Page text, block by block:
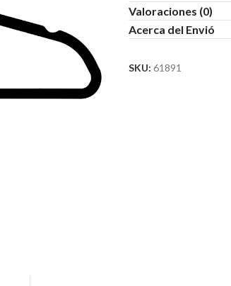
Valoraciones (0)
Acerca del Envió
SKU:61891